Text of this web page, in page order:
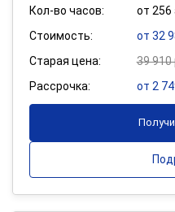
Кол-во часов:
от 256
Стоимость:
от 32
Старая цена:
39 910
Рассрочка:
от 2